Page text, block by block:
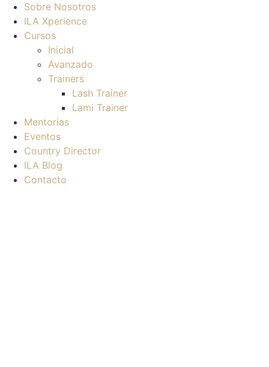
Sobre Nosotros
ILA Xperience
Cursos
Inicial
Avanzado
Trainers
Lash Trainer
Lami Trainer
Mentorias
Eventos
Country Director
ILA Blog
Contacto